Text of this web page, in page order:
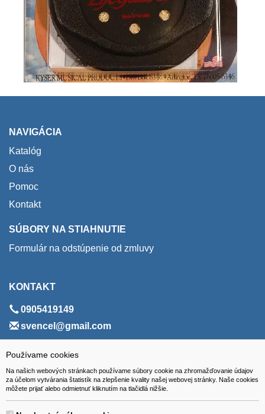
Používame cookies
Na našich webových stránkach používame súbory cookie na zhromažďovanie údajov
za účelom vytvárania štatistík na zlepšenie kvality našej webovej stránky. Naše cookies
môžete prijať alebo odmietnuť kliknutím na tlačidlá nižšie.
NAVIGÁCIA
Katalóg
O nás
Pomoc
Kontakt
SÚBORY NA STIAHNUTIE
Formulár na odstúpenie od zmluvy
KONTAKT
0905419149
svencel@gmail.com
ADRESA
VEST - tech s.r.o.
Hviezdoslavova 280/6, 965 01 Žiar nad Hronom
Slovakia (Slovak Republic)